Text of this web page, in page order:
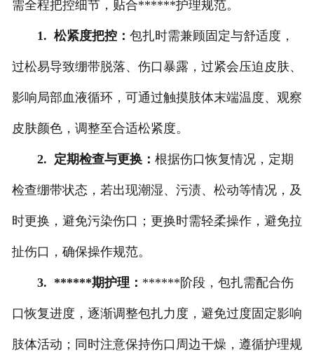
需全程把控细节，贴合******护理规范。
1. 松紧度把控： 包扎时需兼顾固定与舒适度，
过松易导致绷带脱落、伤口暴露，过紧会压迫皮肤、
影响局部血液循环，可通过触摸肢体末端温度、观察
皮肤颜色，调整至合适松紧度。
2. 定期检查与更换： 根据伤口恢复情况，定期
检查绷带状态，若出现潮湿、污渍、松动等情况，及
时更换，避免污染伤口；更换时需轻柔操作，避免拉
扯伤口，确保操作规范。
3. ******期护理： ******阶段，包扎需配合伤
口恢复进度，逐渐调整包扎力度，避免过度固定影响
肢体活动；同时注意保持伤口周边干燥，遵循护理规